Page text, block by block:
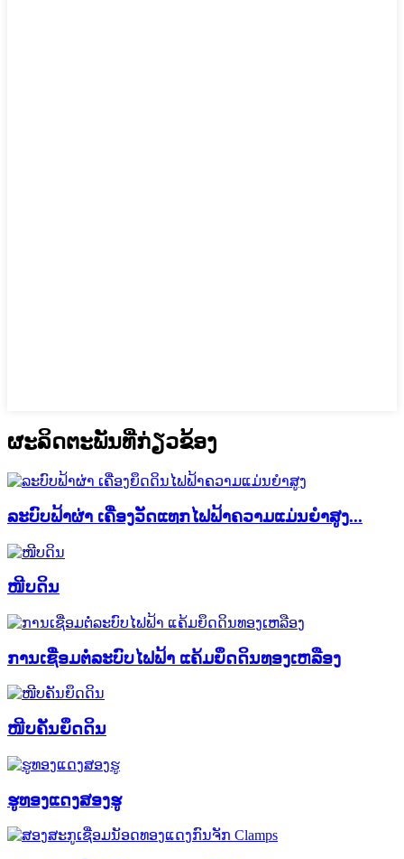
ຜະລິດຕະພັນທີ່ກ່ຽວຂ້ອງ
ລະບົບຟ້າຜ່າ ເຄື່ອງວັດແທກໄຟຟ້າຄວາມແມ່ນຍໍາສູງ...
ໜີບດິນ
ການເຊື່ອມຕໍ່ລະບົບໄຟຟ້າ ແຄ້ມຍຶດດິນທອງເຫລືອງ
ໜີບຄັນຍຶດດິນ
ຮູທອງແດງສອງຮູ